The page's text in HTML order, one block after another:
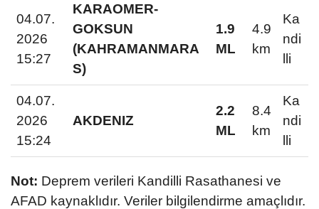
04.07.
2026
15:27
KARAOMER-
GOKSUN
(KAHRAMANMARA
S)
1.9
ML
4.9
km
Ka
ndi
lli
04.07.
2026
15:24
AKDENIZ
2.2
ML
8.4
km
Ka
ndi
lli
Not: Deprem verileri Kandilli Rasathanesi ve
AFAD kaynaklıdır. Veriler bilgilendirme amaçlıdır.